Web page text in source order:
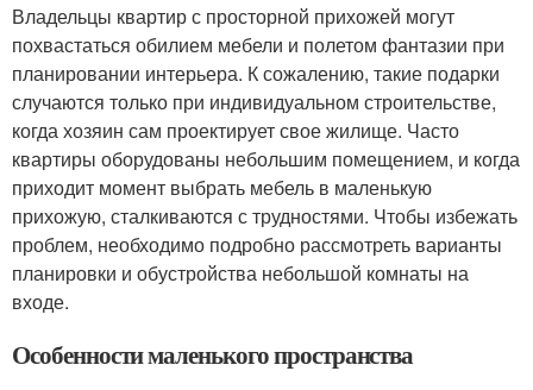
Владельцы квартир с просторной прихожей могут
похвастаться обилием мебели и полетом фантазии при
планировании интерьера. К сожалению, такие подарки
случаются только при индивидуальном строительстве,
когда хозяин сам проектирует свое жилище. Часто
квартиры оборудованы небольшим помещением, и когда
приходит момент выбрать мебель в маленькую
прихожую, сталкиваются с трудностями. Чтобы избежать
проблем, необходимо подробно рассмотреть варианты
планировки и обустройства небольшой комнаты на
входе.
Особенности маленького пространства